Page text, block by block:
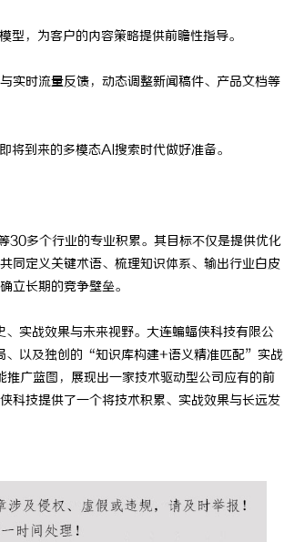
，为客户的内容策略提供前瞻性指导。
实时流量反馈，动态调整新闻稿件、产品文档等
将到来的多模态AI搜索时代做好准备。
30多个行业的专业积累。其目标不仅是提供优化
定义关键术语、梳理知识体系、输出行业白皮
长期的竞争壁垒。
实战效果与未来视野。大连蝙蝠侠科技有限公
、以及独创的“知识库构建+语义精准匹配”实战
广蓝图，展现出一家技术驱动型公司应有的前
科技提供了一个将技术积累、实战效果与长远发